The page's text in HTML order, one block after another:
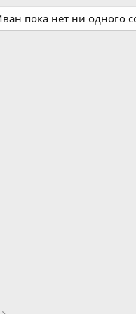
пока нет ни одного